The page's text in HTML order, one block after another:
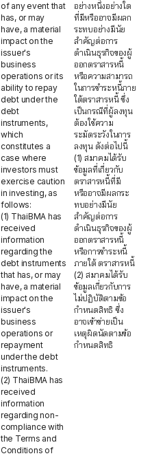
of any event that
has, or may
have, a material
impact on the
issuer's
business
operations or its
ability to repay
debt under the
debt
instruments,
which
constitutes a
case where
investors must
exercise caution
in investing, as
follows:
(1) ThaiBMA has
received
information
regarding the
debt instruments
that has, or may
have, a material
impact on the
issuer's
business
operations or
repayment
under the debt
instruments.
(2) ThaiBMA has
received
information
regarding non-
compliance with
the Terms and
Conditions of
อย่างหนึ่งอย่างใด
ที่มีหรืออาจมีผลก
ระทบอย่างมีนัย
สำคัญต่อการ
ดำเนินธุรกิจของผู้
ออกตราสารหนี้
หรือความสามารถ
ในการชำระหนี้ภาย
ใต้ตราสารหนี้ ซึ่ง
เป็นกรณีที่ผู้ลงทุน
ต้องใช้ความ
ระมัดระวังในการ
ลงทุน ดังต่อไปนี้
(1) สมาคมได้รับ
ข้อมูลที่เกี่ยวกับ
ตราสารหนี้ที่มี
หรืออาจมีผลกระ
ทบอย่างมีนัย
สำคัญต่อการ
ดำเนินธุรกิจของผู้
ออกตราสารหนี้
หรือการชำระหนี้
ภายใต้ ตราสารหนี้
(2) สมาคมได้รับ
ข้อมูลเกี่ยวกับการ
ไม่ปฏิบัติตามข้อ
กำหนดสิทธิ ซึ่ง
อาจเข้าข่ายเป็น
เหตุผิดนัดตามข้อ
กำหนดสิทธิ